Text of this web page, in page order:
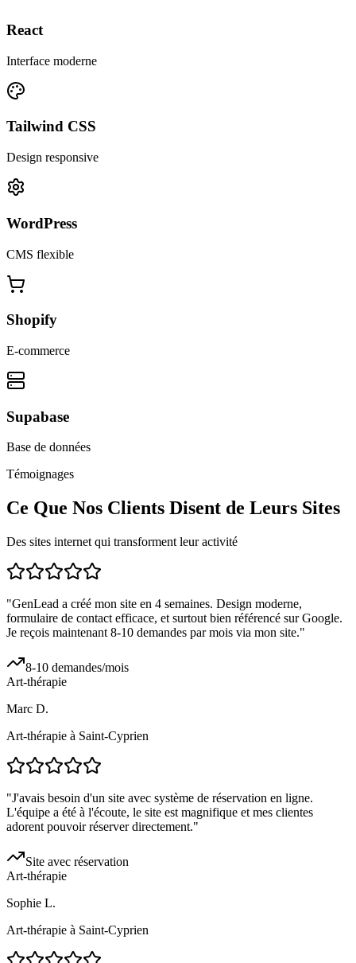
React
Interface moderne
Tailwind CSS
Design responsive
WordPress
CMS flexible
Shopify
E-commerce
Supabase
Base de données
Témoignages
Ce Que Nos Clients Disent de Leurs Sites
Des sites internet qui transforment leur activité
"GenLead a créé mon site en 4 semaines. Design moderne,
formulaire de contact efficace, et surtout bien référencé sur Google.
Je reçois maintenant 8-10 demandes par mois via mon site."
8-10 demandes/mois
Art-thérapie
Marc D.
Art-thérapie à Saint-Cyprien
"J'avais besoin d'un site avec système de réservation en ligne.
L'équipe a été à l'écoute, le site est magnifique et mes clientes
adorent pouvoir réserver directement."
Site avec réservation
Art-thérapie
Sophie L.
Art-thérapie à Saint-Cyprien